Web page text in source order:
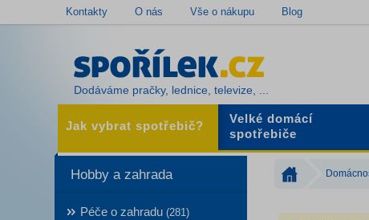
Kontakty O nás Vše o nákupu Blog
Dodáváme pračky, lednice, televize, ...
Jak vybrat spotřebič?
Velké domácí
spotřebiče
Hobby a zahrada
Péče o zahradu (281)